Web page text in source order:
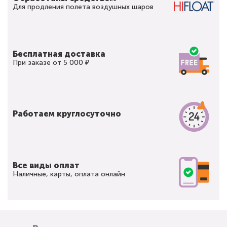
Для продления полета воздушных шаров
Бесплатная доставка
При заказе от 5 000 ₽
Работаем круглосуточно
Все виды оплат
Наличные, карты, оплата онлайн